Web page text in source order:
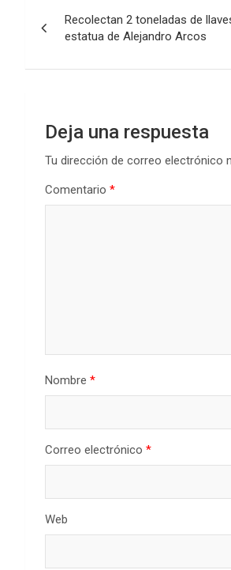
de
entradas
Recolectan 2 toneladas de
estatua de Alejandro Arcos
Deja una respuesta
Tu dirección de correo electrónico
Comentario *
Nombre *
Correo electrónico *
Web